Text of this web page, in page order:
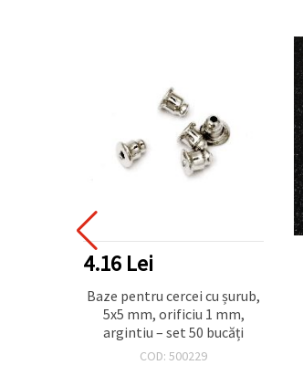
4.16 Lei
Baze pentru cercei cu șurub,
5x5 mm, orificiu 1 mm,
argintiu – set 50 bucăți
COD: 500229